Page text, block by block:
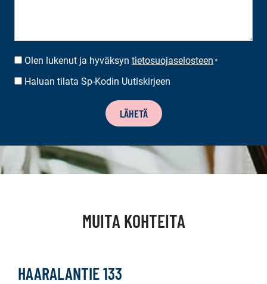
SUOSTUMUS*
Olen lukenut ja hyväksyn tietosuojaselosteen *
UUTISKIRJEEN
Haluan tilata Sp-Kodin Uutiskirjeen
LÄHETÄ
MUITA KOHTEITA
HAARALANTIE 133